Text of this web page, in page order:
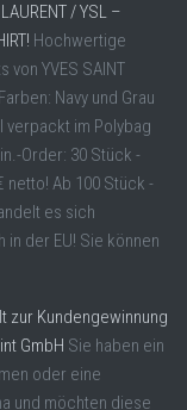
/ YSL –
Hochwertige
von YVES SAINT
Navy und Grau
verpackt im Polybag
Order: 30 Stück -
netto! Ab 100 Stück -
es sich
der EU! Sie können
zur Kundengewinnung
GmbH Sie haben ein
oder eine
und möchten diese